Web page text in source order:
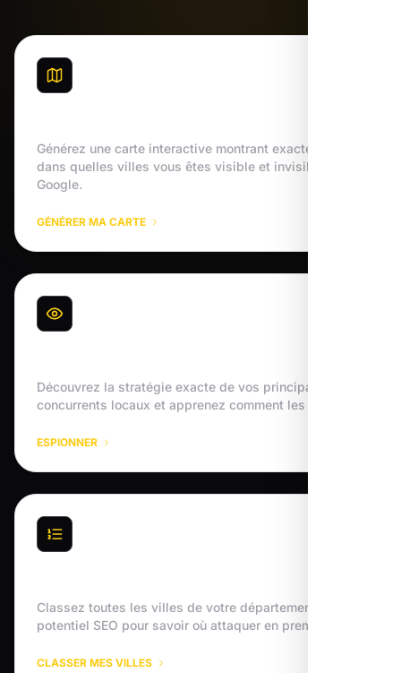
Générez une carte interactive montrant exactement
dans quelles villes vous êtes visible et invisible sur
Google.
GÉNÉRER MA CARTE
Découvrez la stratégie exacte de vos principaux
concurrents locaux et apprenez comment les battre.
ESPIONNER
Classez toutes les villes de votre département par
potentiel SEO pour savoir où attaquer en premier.
CLASSER MES VILLES